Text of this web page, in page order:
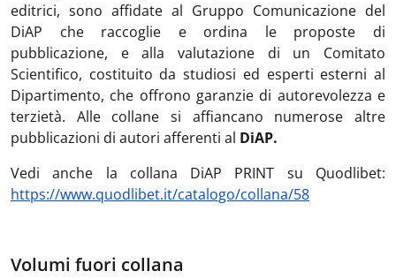
editrici, sono affidate al Gruppo Comunicazione del
DiAP che raccoglie e ordina le proposte di
pubblicazione, e alla valutazione di un Comitato
Scientifico, costituito da studiosi ed esperti esterni al
Dipartimento, che offrono garanzie di autorevolezza e
terzietà. Alle collane si affiancano numerose altre
pubblicazioni di autori afferenti al DiAP.
Vedi anche la collana DiAP PRINT su Quodlibet:
https://www.quodlibet.it/catalogo/collana/58
Volumi fuori collana